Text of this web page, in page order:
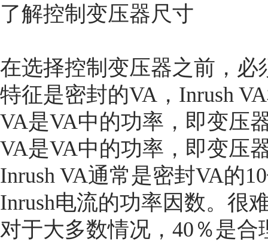
了解控制变压器尺寸
在选择控制变压器之前，
特征是密封的VA，Inrush
VA是VA中的功率，即变压
VA是VA中的功率，即变压
Inrush VA通常是密封VA的
Inrush电流的功率因数。很
对于大多数情况，40％是